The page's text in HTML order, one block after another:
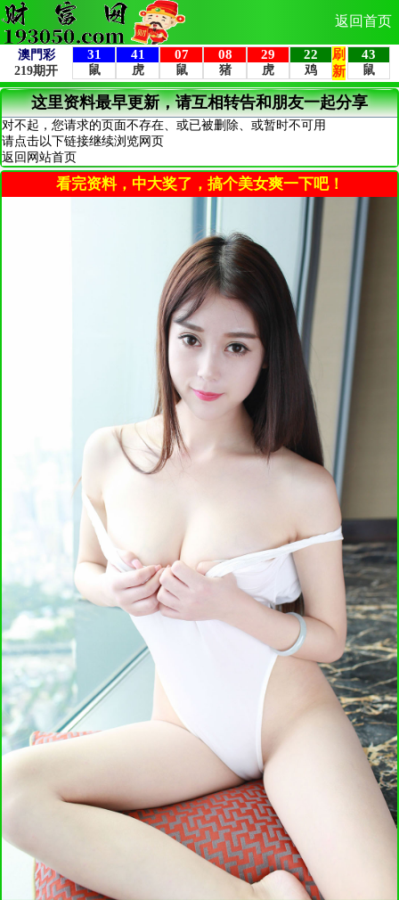
返回首页
这里资料最早更新，请互相转告和朋友一起分享
对不起，您请求的页面不存在、或已被删除、或暂时不可用
请点击以下链接继续浏览网页
返回网站首页
看完资料，中大奖了，搞个美女爽一下吧！